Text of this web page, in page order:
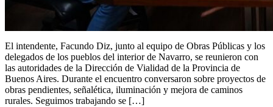
El intendente, Facundo Diz, junto al equipo de Obras Públicas y los
delegados de los pueblos del interior de Navarro, se reunieron con
las autoridades de la Dirección de Vialidad de la Provincia de
Buenos Aires. Durante el encuentro conversaron sobre proyectos de
obras pendientes, señalética, iluminación y mejora de caminos
rurales. Seguimos trabajando se […]